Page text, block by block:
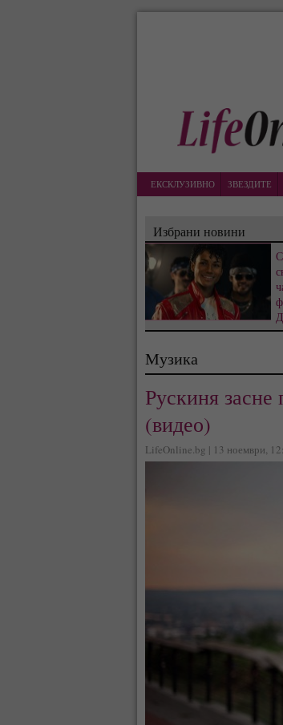
ЕКСКЛУЗИВНО ЗВЕЗДИТЕ
Избрани новини
Музика
Рускиня
(видео)
LifeOnline.bg | 13 ноември,